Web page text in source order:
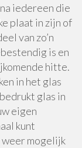
iedereen die
plaat in zijn of
van zo’n
is en
hitte.
in het glas
glas in
eigen
kunt
weer mogelijk